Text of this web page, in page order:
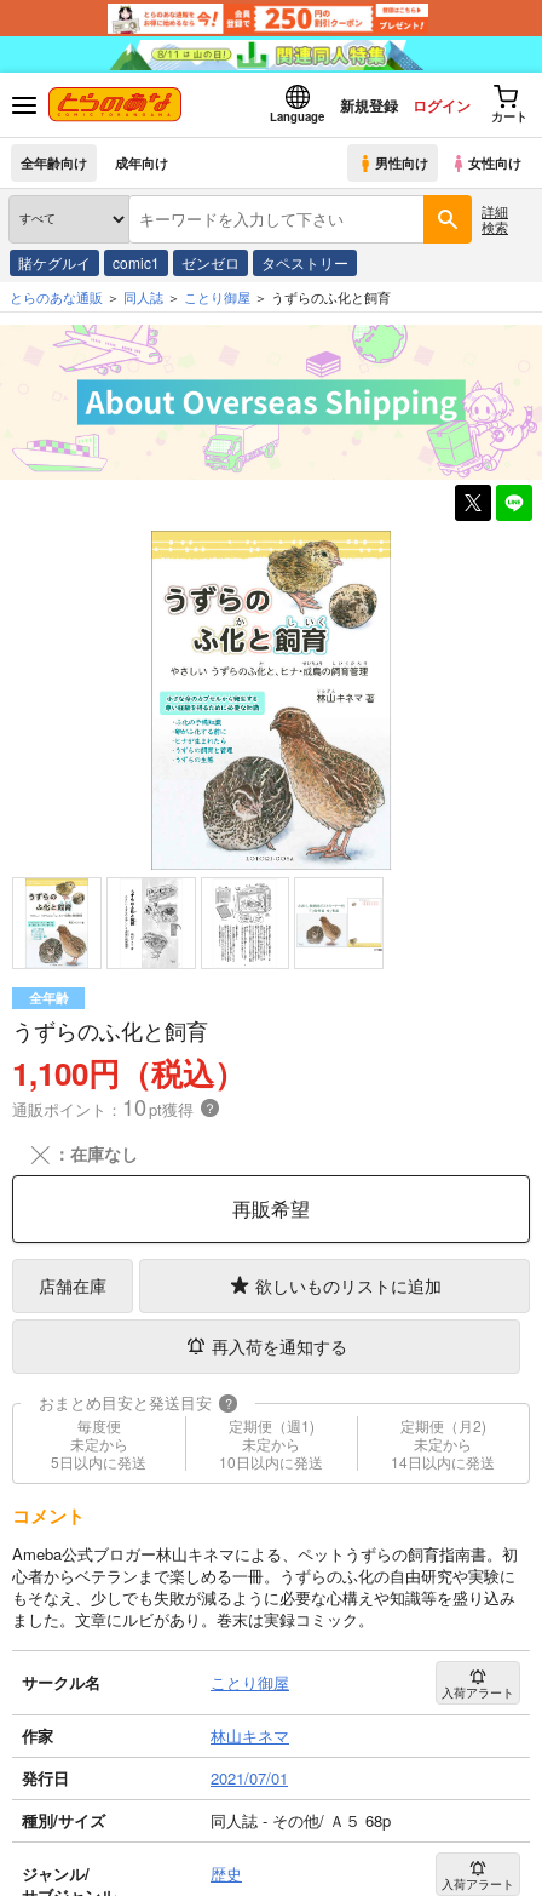
Language
新規登録 ログイン
カート
全年齢向け 成年向け 男性向け 女性向け
詳細
検索
賭ケグルイ comic1 ゼンゼロ タペストリー
とらのあな通販 同人誌 ことり御屋 うずらのふ化と飼育
全年齢
うずらのふ化と飼育
1,100円（税込）
通販ポイント： 10pt獲得 ？
╳ ：在庫なし
再販希望
店舗在庫 欲しいものリストに追加
再入荷を通知する
おまとめ目安と発送目安 ?
毎度便
未定から
5日以内に発送
定期便（週1)
未定から
10日以内に発送
定期便（月2)
未定から
14日以内に発送
コメント
Ameba公式ブロガー林山キネマによる、ペットうずらの飼育指南書。初
心者からベテランまで楽しめる一冊。うずらのふ化の自由研究や実験に
もそなえ、少しでも失敗が減るように必要な心構えや知識等を盛り込み
ました。文章にルビがあり。巻末は実録コミック。
サークル名 ことり御屋 入荷アラート
作家
林山キネマ
発行日
2021/07/01
種別/サイズ
同人誌 - その他/ Ａ５ 68p
ジャンル/
歴史 入荷アラート